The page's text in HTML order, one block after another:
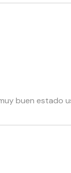
buen estado